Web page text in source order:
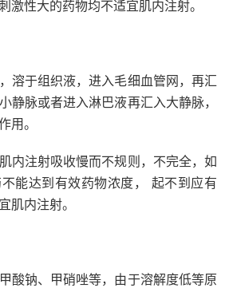
激性大的药物均不适宜肌内注射。
溶于组织液，进入毛细血管网，再汇
静脉或者进入淋巴液再汇入大静脉，
用。
内注射吸收慢而不规则，不完全，如
能达到有效药物浓度， 起不到应有
肌内注射。
酸钠、甲硝唑等，由于溶解度低等原